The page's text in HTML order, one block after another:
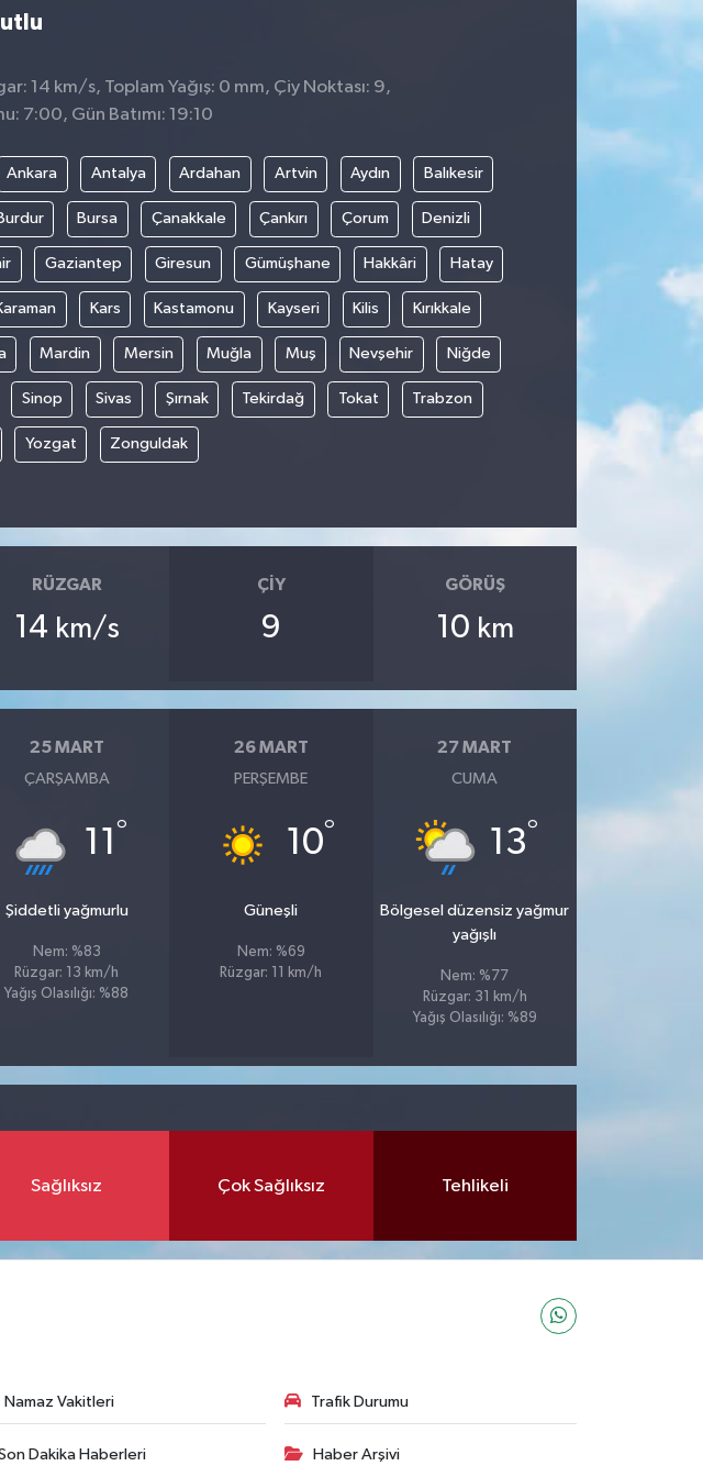
14 km/s, Toplam Yağış: 0 mm, Çiy Noktası: 9,
7:00, Gün Batımı: 19:10
Ankara Antalya Ardahan Artvin Aydın Balıkesir
Bursa Çanakkale Çankırı Çorum Denizli
Gaziantep Giresun Gümüşhane Hakkâri Hatay
Kars Kastamonu Kayseri Kilis Kırıkkale
Mardin Mersin Muğla Muş Nevşehir Niğde
Sinop Sivas Şırnak Tekirdağ Tokat Trabzon
Yozgat Zonguldak
RÜZGAR
14 km/s
ÇIY
9
GÖRÜŞ
10 km
25 MART
ÇARŞAMBA
11 °
Şiddetli yağmurlu
Nem: %83
Rüzgar: 13 km/h
Yağış Olasılığı: %88
26 MART
PERŞEMBE
10°
Güneşli
Nem: %69
Rüzgar: 11 km/h
27 MART
CUMA
13°
Bölgesel düzensiz yağmur
yağışlı
Nem: %77
Rüzgar: 31 km/h
Yağış Olasılığı: %89
Sağlıksız Çok Sağlıksız Tehlikeli
Namaz Vakitleri Trafik Durumu
Dakika Haberleri Haber Arşivi